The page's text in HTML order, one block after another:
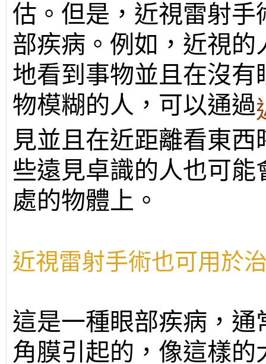
估。但是，近視雷射
部疾病。例如，近視
地看到事物並且在沒
物模糊的人，可以通過
見並且在近距離看東
些遠見卓識的人也可
處的物體上。
近視雷射手術也可用於
這是一種眼部疾病，
角膜引起的，像這樣